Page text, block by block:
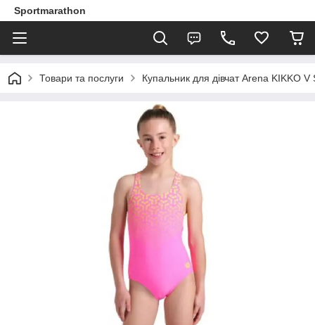
Sportmarathon
Товари та послуги Купальник для дівчат Arena KIKKO